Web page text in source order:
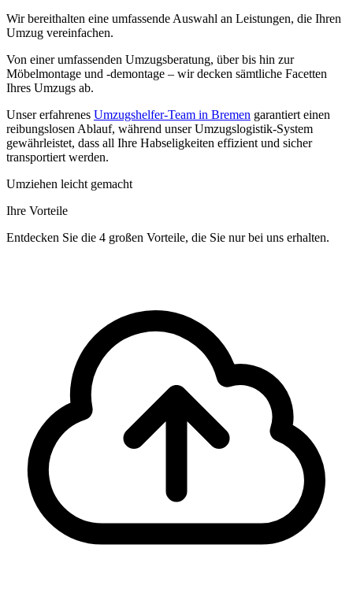
Wir bereithalten eine umfassende Auswahl an Leistungen, die Ihren
Umzug vereinfachen.
Von einer umfassenden Umzugsberatung, überbis hin zur
Möbelmontage und -demontage – wir decken sämtliche Facetten
Ihres Umzugs ab.
Unser erfahrenes Umzugshelfer-Team in Bremen garantiert einen
reibungslosen Ablauf, während unser Umzugslogistik-System
gewährleistet, dass all Ihre Habseligkeiten effizient und sicher
transportiert werden.
Umziehen leicht gemacht
Ihre Vorteile
Entdecken Sie die 4 großen Vorteile, die Sie nur bei uns erhalten.